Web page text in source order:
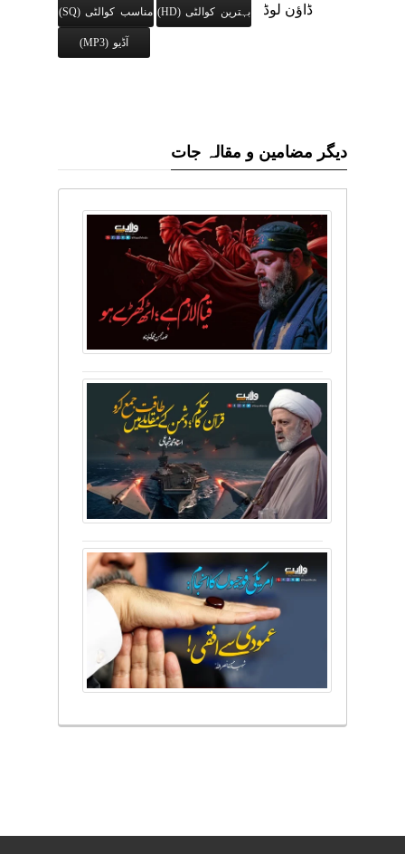
ڈاؤن لوڈ
بہترین کوالٹی (HD) مناسب کوالٹی (SQ)
آڈیو (MP3)
دیگر مضامین و مقالہ جات